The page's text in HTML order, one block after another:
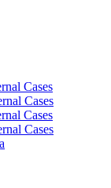
Cases
Cases
Cases
Cases